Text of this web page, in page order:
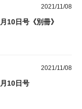
2021/11/08
10日号《別冊》
2021/11/08
10日号